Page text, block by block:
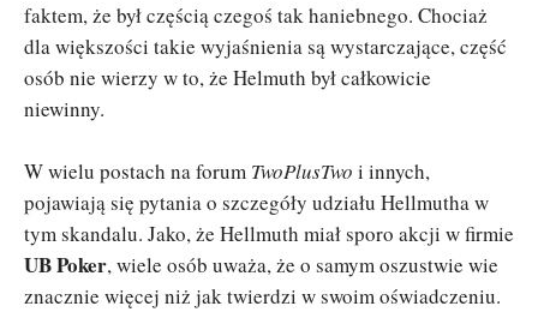
faktem, że był częścią czegoś tak haniebnego. Chociaż
dla większości takie wyjaśnienia są wystarczające, część
osób nie wierzy w to, że Helmuth był całkowicie
niewinny.
W wielu postach na forum TwoPlusTwo i innych,
pojawiają się pytania o szczegóły udziału Hellmutha w
tym skandalu. Jako, że Hellmuth miał sporo akcji w firmie
UB Poker, wiele osób uważa, że o samym oszustwie wie
znacznie więcej niż jak twierdzi w swoim oświadczeniu.